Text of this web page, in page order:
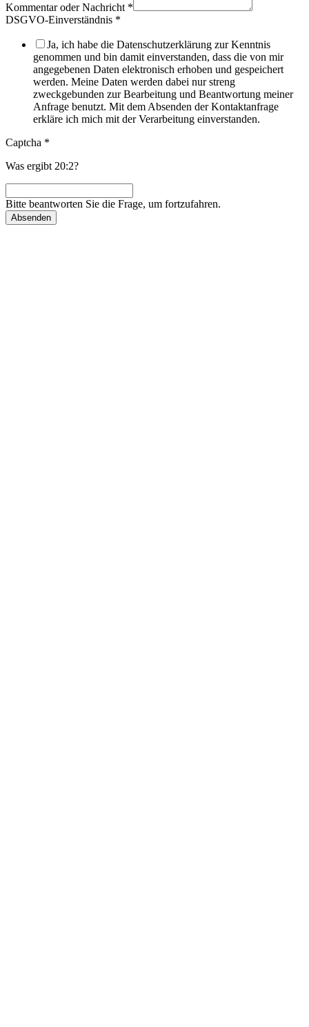
Kommentar oder Nachricht *
DSGVO-Einverständnis *
Ja, ich habe die Datenschutzerklärung zur Kenntnis
genommen und bin damit einverstanden, dass die von mir
angegebenen Daten elektronisch erhoben und gespeichert
werden. Meine Daten werden dabei nur streng
zweckgebunden zur Bearbeitung und Beantwortung meiner
Anfrage benutzt. Mit dem Absenden der Kontaktanfrage
erkläre ich mich mit der Verarbeitung einverstanden.
Captcha *
Was ergibt 20:2?
Bitte beantworten Sie die Frage, um fortzufahren.
Absenden